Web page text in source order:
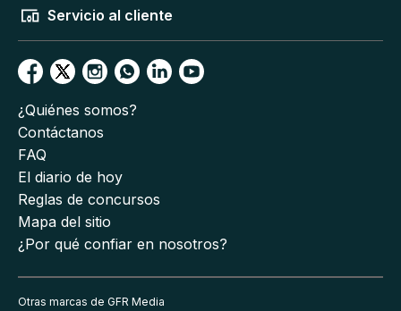
Servicio al cliente
¿Quiénes somos?
Contáctanos
FAQ
El diario de hoy
Reglas de concursos
Mapa del sitio
¿Por qué confiar en nosotros?
Otras marcas de GFR Media